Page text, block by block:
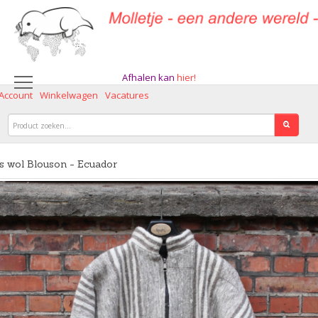
Afhalen kan hier!
Winkelwagen Vacatures
wol Blouson - Ecuador